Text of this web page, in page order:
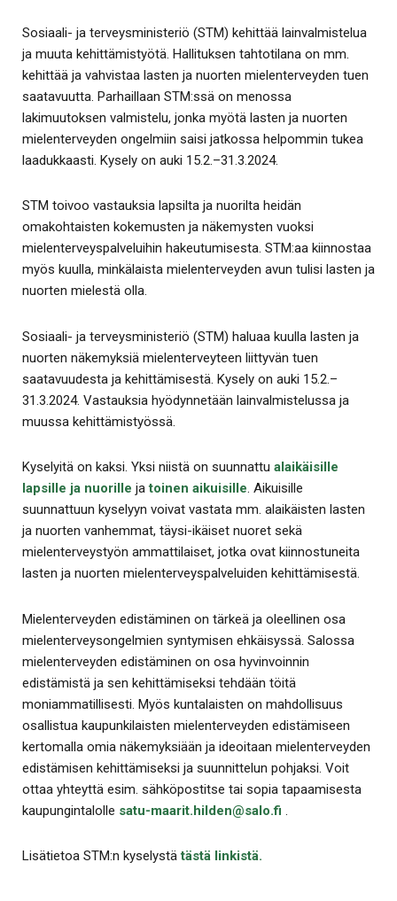
Sosiaali- ja terveysministeriö (STM) kehittää lainvalmistelua
ja muuta kehittämistyötä. Hallituksen tahtotilana on mm.
kehittää ja vahvistaa lasten ja nuorten mielenterveyden tuen
saatavuutta. Parhaillaan STM:ssä on menossa
lakimuutoksen valmistelu, jonka myötä lasten ja nuorten
mielenterveyden ongelmiin saisi jatkossa helpommin tukea
laadukkaasti. Kysely on auki 15.2.–31.3.2024.
STM toivoo vastauksia lapsilta ja nuorilta heidän
omakohtaisten kokemusten ja näkemysten vuoksi
mielenterveyspalveluihin hakeutumisesta. STM:aa kiinnostaa
myös kuulla, minkälaista mielenterveyden avun tulisi lasten ja
nuorten mielestä olla.
Sosiaali- ja terveysministeriö (STM) haluaa kuulla lasten ja
nuorten näkemyksiä mielenterveyteen liittyvän tuen
saatavuudesta ja kehittämisestä. Kysely on auki 15.2.–
31.3.2024. Vastauksia hyödynnetään lainvalmistelussa ja
muussa kehittämistyössä.
Kyselyitä on kaksi. Yksi niistä on suunnattu alaikäisille
lapsille ja nuorille jatoinen aikuisille. Aikuisille
suunnattuun kyselyyn voivat vastata mm. alaikäisten lasten
ja nuorten vanhemmat, täysi-ikäiset nuoret sekä
mielenterveystyön ammattilaiset, jotka ovat kiinnostuneita
lasten ja nuorten mielenterveyspalveluiden kehittämisestä.
Mielenterveyden edistäminen on tärkeä ja oleellinen osa
mielenterveysongelmien syntymisen ehkäisyssä. Salossa
mielenterveyden edistäminen on osa hyvinvoinnin
edistämistä ja sen kehittämiseksi tehdään töitä
moniammatillisesti. Myös kuntalaisten on mahdollisuus
osallistua kaupunkilaisten mielenterveyden edistämiseen
kertomalla omia näkemyksiään ja ideoitaan mielenterveyden
edistämisen kehittämiseksi ja suunnittelun pohjaksi. Voit
ottaa yhteyttä esim. sähköpostitse tai sopia tapaamisesta
kaupungintalolle satu-maarit.hilden@salo.fi
Lisätietoa STM:n kyselystätästä linkistä.